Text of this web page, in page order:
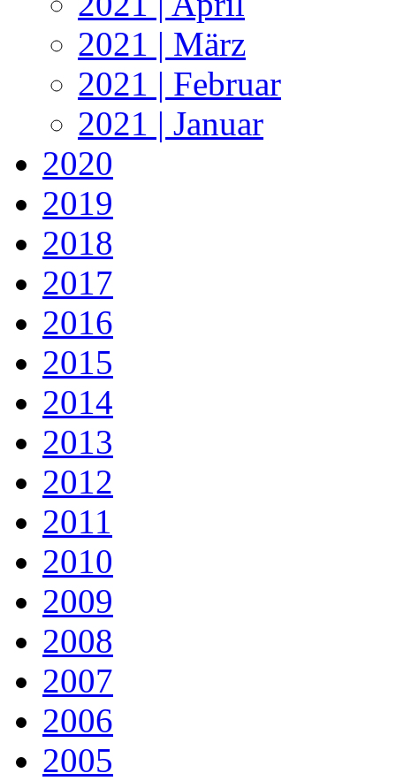
2021 | März
2021 | Februar
2021 | Januar
2020
2019
2018
2017
2016
2015
2014
2013
2012
2011
2010
2009
2008
2007
2006
2005